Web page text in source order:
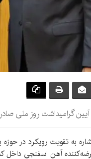
گرامیداشت روز ملی
به تقویت رویکرد در